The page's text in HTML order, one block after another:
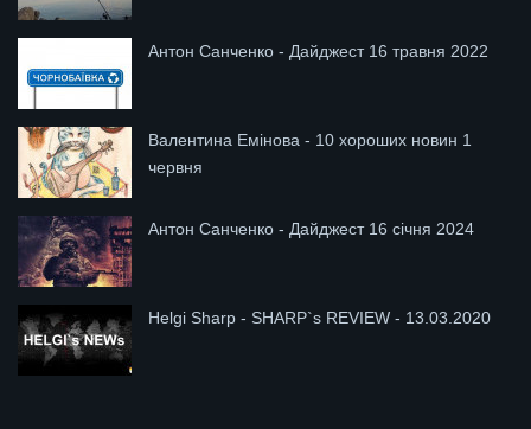
Антон Санченко - Дайджест 16 травня 2022
Валентина Емінова - 10 хороших новин 1
червня
Антон Санченко - Дайджест 16 січня 2024
Helgi Sharp - SHARP`s REVIEW - 13.03.2020